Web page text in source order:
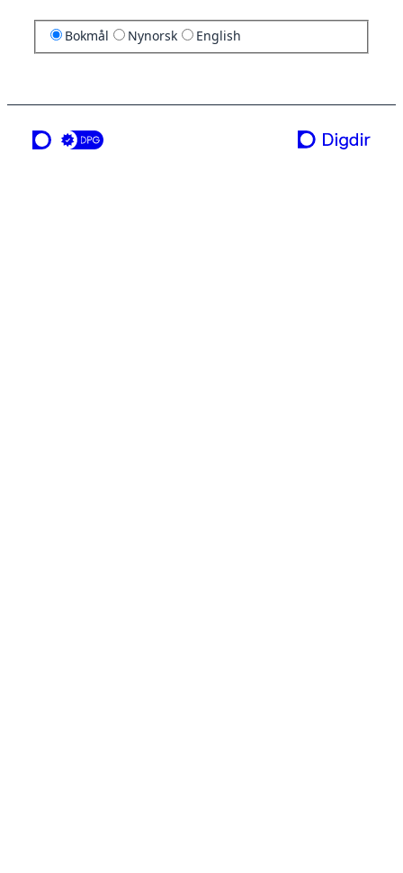
Bokmål Nynorsk English